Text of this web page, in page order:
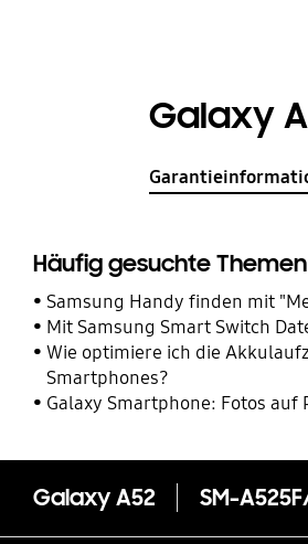
Galaxy
Häufig gesuchte Themen
Samsung Handy finden mit
Mit Samsung Smart Switch
Wie optimiere ich die
Smartphones?
Galaxy Smartphone: Fotos auf
Galaxy A52 SM-